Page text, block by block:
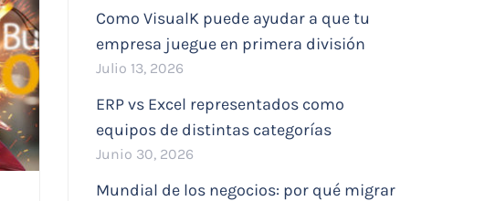
Como VisualK puede ayudar a que tu
empresa juegue en primera división
Julio 13, 2026
ERP vs Excel representados como
equipos de distintas categorías
Junio 30, 2026
Mundial de los negocios: por qué migrar